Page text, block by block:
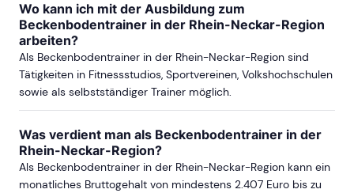
Wo kann ich mit der Ausbildung zum
Beckenbodentrainer in der Rhein-Neckar-Region
arbeiten?
Als Beckenbodentrainer in der Rhein-Neckar-Region sind
Tätigkeiten in Fitnessstudios, Sportvereinen, Volkshochschulen
sowie als selbstständiger Trainer möglich.
Was verdient man als Beckenbodentrainer in der
Rhein-Neckar-Region?
Als Beckenbodentrainer in der Rhein-Neckar-Region kann ein
monatliches Bruttogehalt von mindestens 2.407 Euro bis zu